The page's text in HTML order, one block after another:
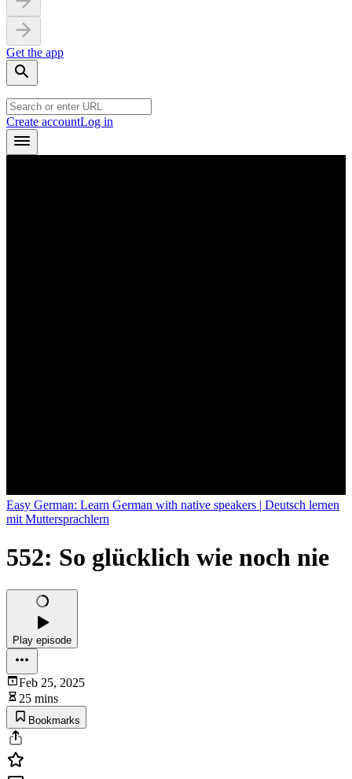
Get the app
Create accountLog in
Easy German: Learn German with native speakers | Deutsch lernen
mit Muttersprachlern
552: So glücklich wie noch nie
Play episode
Feb 25, 2025
25 mins
Bookmarks